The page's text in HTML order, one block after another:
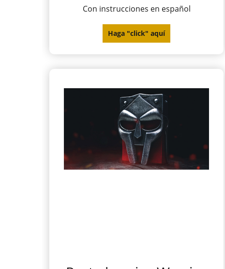
Con instrucciones en español
Haga "click" aquí